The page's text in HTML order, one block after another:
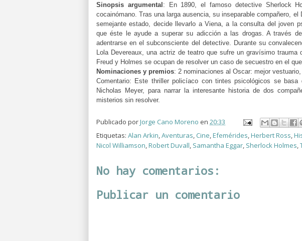
Sinopsis argumental :
En 1890, el famoso detective Sherlock
cocainómano. Tras una larga ausencia, su inseparable compañero,
semejante estado, decide llevarlo a Viena, a la consulta del joven
que éste le ayude a superar su adicción a las drogas. A través
adentrarse en el subconsciente del detective. Durante su
Lola Devereaux, una actriz de teatro que sufre un gravísimo trauma
Freud y Holmes se ocupan de resolver un caso de secuestro en el
Nominaciones y premios: 2 nominaciones al Oscar: mejor vestuario,
Comentario: Este thriller policíaco con tintes psicológicos se basa
Nicholas Meyer, para narrar la interesante historia de dos
misterios sin resolver.
Publicado porJorge Cano Moreno en 20:33
Etiquetas: Alan Arkin,Aventuras, Cine,Efemérides,Herbert Ross,
Nicol Williamson,Robert Duvall, Samantha Eggar, Sherlock Holmes,
No hay comentarios:
Publicar un comentario